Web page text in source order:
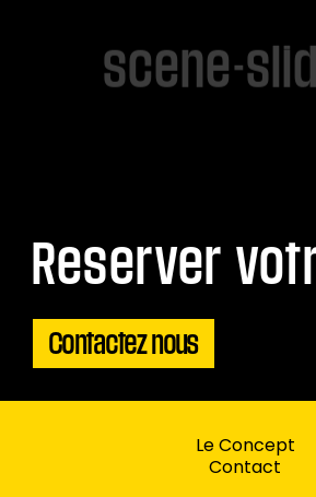
scene-
Reserver
Contactez nous
Le Concept
Contact